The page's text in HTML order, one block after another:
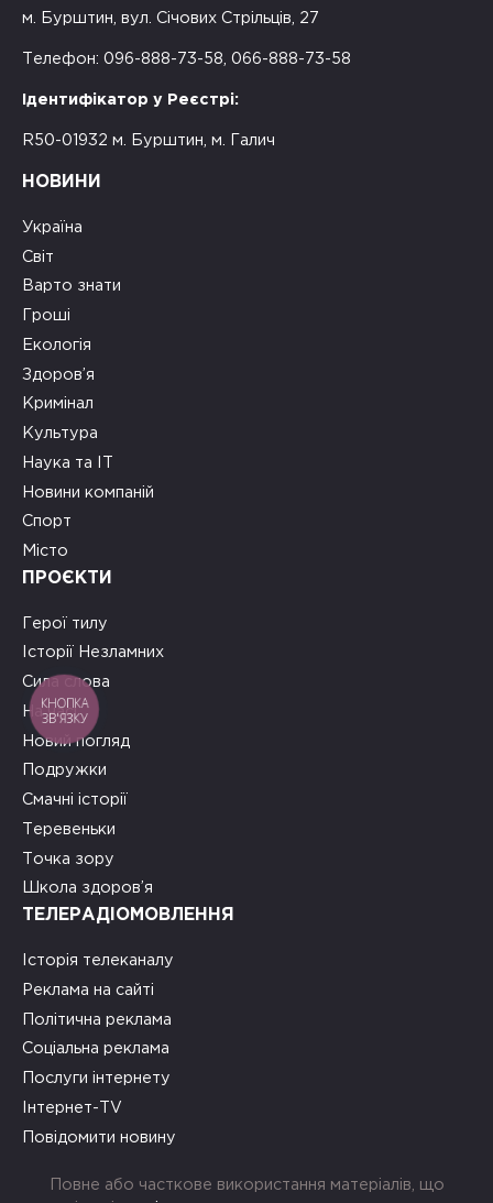
м. Бурштин, вул. Січових Стрільців, 27
Телефон: 096-888-73-58, 066-888-73-58
Ідентифікатор у Реєстрі:
R50-01932 м. Бурштин, м. Галич
НОВИНИ
Україна
Світ
Варто знати
Гроші
Екологія
Здоров’я
Кримінал
Культура
Наука та ІТ
Новини компаній
Спорт
Місто
ПРОЄКТИ
Герої тилу
Історії Незламних
Сила слова
На часі
Новий погляд
Подружки
Смачні історії
Теревеньки
Точка зору
Школа здоров’я
ТЕЛЕРАДІОМОВЛЕННЯ
Історія телеканалу
Реклама на сайті
Політична реклама
Соціальна реклама
Послуги інтернету
Інтернет-TV
Повідомити новину
Повне або часткове використання матеріалів, що
КНОПКА
ЗВ'ЯЗКУ